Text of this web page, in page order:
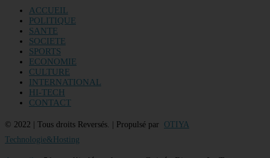
ACCUEIL
POLITIQUE
SANTE
SOCIETE
SPORTS
ECONOMIE
CULTURE
INTERNATIONAL
HI-TECH
CONTACT
© 2022 | Tous droits Reversés. | Propulsé par OTIYA
Technologie&Hosting